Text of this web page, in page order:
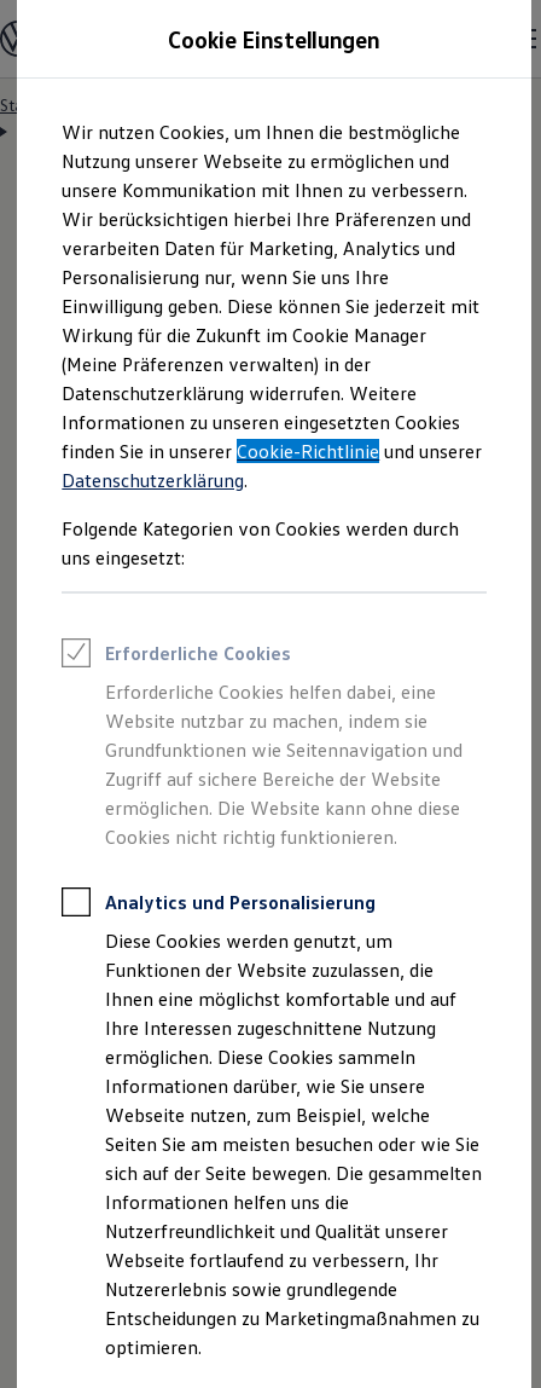
Hauptinhalt
springen
Footer
springen
Modelle & Konfigurator
Nutzfahrzeugkategorien entdecken
Modelle konfigurieren
Vorgängermodelle und Oldtimer
Vorgängermodelle
Oldtimer
Bulli Historie
Branchenlösungen & Gewerbekunden
Umbaulösungen und Hersteller finden
Auf- und Umbauten entdecken & konfigurieren
Groß- und Sonderkunden
Großkunden
Kommunen & Behörden
Journalisten
Sportvereine
Branchenlösungen
Bau & Handwerk
Gewerbliche Personenbeförderung
Service & mobile Werkstätten
Kurier, Logistik & Handel
Kühlfahrzeuge
Feuerwehr
ONE Business ID Vorteile
Fahrzeuge online kaufen
Digitaler Marktplatz
Kauf & Finanzierung
Online-Fahrzeugbewertung
Aktionen & Angebote
E-Auto-Förderung
Für Privatkunden
Für Gewerbekunden
Profi Paket
ProfiPartner für Gebrauchtwagen
Finanzierung
Für Privatkunden
Für Gewerbekunden
Leasing
Für Privatkunden
Für Gewerbekunden
Versicherungen & Garantien
Garantien
Kfz-Versicherung für Nutzfahrzeuge
Restschuldversicherung
Wartungsverträge
Besitzer & Service
Reparatur & Service
Sommer-Special
Reparatur, Pflege & Inspektion
Servicetermin anfragen
Service-Vorteile bei Volkswagen Nutzfahrzeuge
ServicePlus
Economy Service
Räder & Reifen Service
Startseite
Videoüberwachung ADMT Hub Standorte
Datenschutzerklärung
Videoüberwachung in
den deutschen ADMT
Hub-Standorten
über die Erhebung, Verarbeitung und Nutzung
Ihrer personenbezogenen Daten durch die
VolkswagenAutonomous Mobility GmbH,
Mecklenheidestraße 74, c/o Volkswagen
Nutzfahrzeuge, Brieffach 2570/0, 30419 Hannover,
eingetragen im Handelsregister des Amtsgerichts
Autonomous Mobility GmbH“).
B. Erhebung, Verarbeitung
und Nutzung Ihrer
personenbezogenen Daten
VolkswagenAutonomous Mobility GmbH
verarbeitet Ihre Daten ausschließlich zweckgebunden.
Und nach Maßgabe der geltenden
datenschutzrechtlichen Vorgaben. Diese Vorgaben
ergeben sich insbesondere aus der EU Datenschutz‐
Grundverordnung (DSGVO) und dem
Bundesdatenschutzgesetz (BDSG). Die Daten
verarbeiten wir im Rahmen der Videoüberwachung in
den deutschen ADMT Hub-Standorten für die
Cookie Einstellungen
Wir nutzen Cookies, um Ihnen die bestmögliche
Nutzung unserer Webseite zu ermöglichen und
unsere Kommunikation mit Ihnen zu verbessern.
Wir berücksichtigen hierbei Ihre Präferenzen und
verarbeiten Daten für Marketing, Analytics und
Personalisierung nur, wenn Sie uns Ihre
Einwilligung geben. Diese können Sie jederzeit mit
Wirkung für die Zukunft im Cookie Manager
(Meine Präferenzen verwalten) in der
Datenschutzerklärung widerrufen. Weitere
Informationen zu unseren eingesetzten Cookies
finden Sie in unsererCookie-Richtlinie und unserer
Datenschutzerklärung.
Folgende Kategorien von Cookies werden durch
uns eingesetzt:
Erforderliche Cookies
Erforderliche Cookies helfen dabei, eine
Website nutzbar zu machen, indem sie
Grundfunktionen wie Seitennavigation und
Zugriff auf sichere Bereiche der Website
ermöglichen. Die Website kann ohne diese
Cookies nicht richtig funktionieren.
Analytics und Personalisierung
Diese Cookies werden genutzt, um
Funktionen der Website zuzulassen, die
Ihnen eine möglichst komfortable und auf
Ihre Interessen zugeschnittene Nutzung
ermöglichen. Diese Cookies sammeln
Informationen darüber, wie Sie unsere
Webseite nutzen, zum Beispiel, welche
Seiten Sie am meisten besuchen oder wie Sie
sich auf der Seite bewegen. Die gesammelten
Informationen helfen uns die
Nutzerfreundlichkeit und Qualität unserer
Webseite fortlaufend zu verbessern, Ihr
Nutzererlebnis sowie grundlegende
Entscheidungen zu Marketingmaßnahmen zu
optimieren.